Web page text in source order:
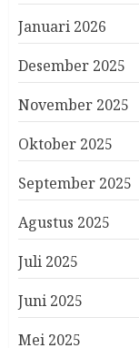
Januari 2026
Desember 2025
November 2025
Oktober 2025
September 2025
Agustus 2025
Juli 2025
Juni 2025
Mei 2025